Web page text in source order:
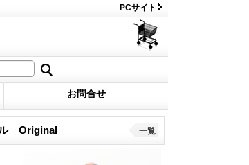
PCサイト
お問合せ
ル Original 一覧